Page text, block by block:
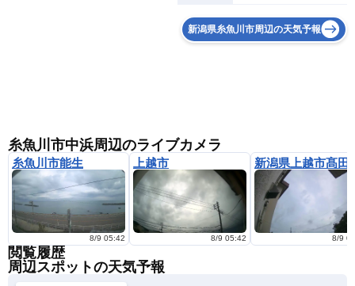
新潟県糸魚川市周辺の天気予報
糸魚川市中浜周辺のライブカメラ
糸魚川市能生
8/9 05:42
上越市
8/9 05:42
新潟県上越市髙田
8/9
閲覧履歴
周辺スポットの天気予報